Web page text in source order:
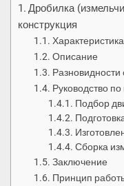
Дробилка
конструкция
Характеристика
Описание
Руководство
Подбор
Сборка
Заключение
Принцип